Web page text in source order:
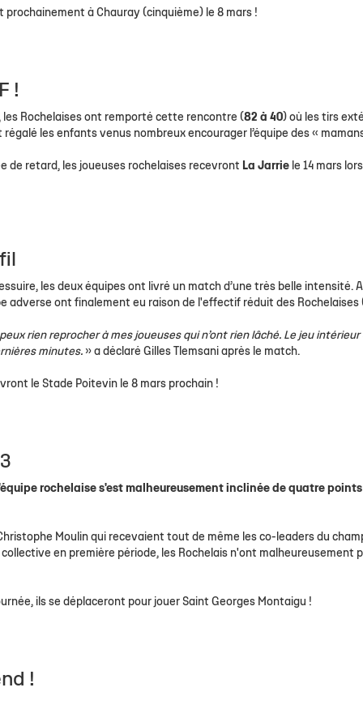
3x3
Handibasket
U15
prochainement à Chauray (cinquième) le 8 mars !
!
Rochelaises ont remporté cette rencontre (82 à 40) où les tirs
les enfants venus nombreux encourager l’équipe des «
de retard, les joueuses rochelaises recevront La Jarrie le 14 mars
les deux équipes ont livré un match d’une très belle intensité.
adverse ont finalement eu raison de l'effectif réduit des Rochelaises
rien reprocher à mes joueuses qui n’ont rien lâché. Le jeu intérieur
minutes.» a déclaré Gilles Tlemsani après le match.
le Stade Poitevin le 8 mars prochain !
rochelaise s'est malheureusement inclinée de quatre points
Moulin qui recevaient tout de même les co-leaders du
en première période, les Rochelais n'ont malheureusement
ils se déplaceront pour jouer Saint Georges Montaigu !
!